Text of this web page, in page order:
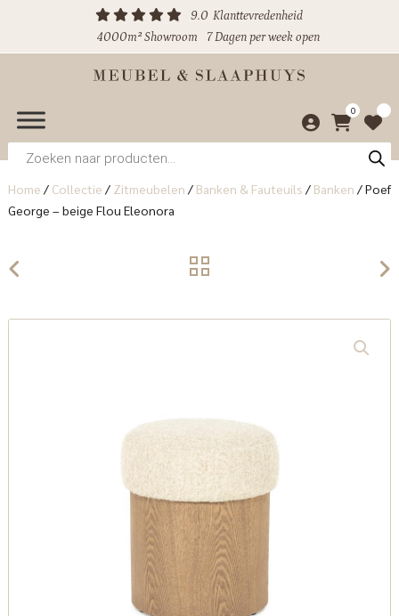
9.0 Klanttevredenheid
4000m² Showroom
7 Dagen per week open
0
Producten
zoeken
Home / Collectie / Zitmeubelen / Banken & Fauteuils / Banken /Poef
George – beige Flou Eleonora